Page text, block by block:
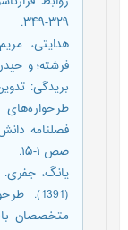
۳۲۹-۳۴۹.
هدایتی،
بریدگی:
صص ۱-۱۵.
یانگ، جفری.
(1391).